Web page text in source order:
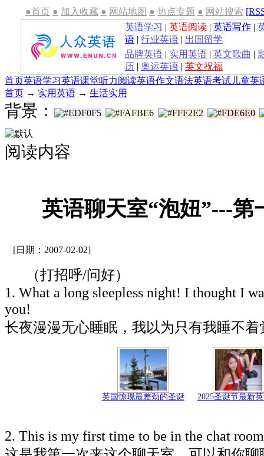
●首页 ● 加入收藏 ● 网站地图 ● 热点专题 ● 网站搜索
英语学习 | 英语阅读 | 英语写作 |
语 | 行业英语 | 出国留学
品牌英语 | 实用英语 | 英文歌曲 |
历 | 奥运英语 | 英文祝福
首页英语学习英语课堂听力阅读英语作文语法英语考试 儿童英
首页 → 实用英语 → 生活实用
背景：
阅读内容
英语聊天室“泡妞”---第
[日期：2007-02-02]
（打招呼/问好）
1. What a long sleepless night! I thought I
you!
长夜漫漫无心睡眠，我以为只有我睡不
英国惊现最差劲的圣诞 2025圣诞节最新
2. This is my first time to be in the chat